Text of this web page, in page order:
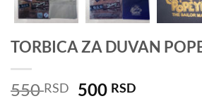
TORBICA ZA DUVAN
550RSD
Оригинална
500 RSDТренутна